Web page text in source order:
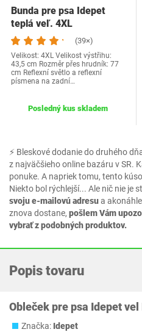
⚡ Bleskové dodanie do druhého
z najväčšieho online bazáru v SR.
ponuke. A napriek tomu, tento
Niekto bol rýchlejší... Ale nič nie je
svoju e-mailovú adresua
znova dostane, pošlem Vám
vybrať z podobných produktov.
Bunda pre psa Idepet
teplá veľ. 4XL
(39×)
Velikost: 4XL Velikost výstřihu:
43,5 cm Rozměr přes hrudník: 77
cm Reflexní světlo a reflexní
písmena na zadní…
Posledný kus skladem
Popis tovaru
Obleček pre psa Idepet
Značka: Idepet